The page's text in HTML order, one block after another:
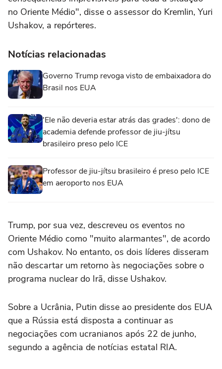
no Oriente Médio", disse o assessor do Kremlin, Yuri
Ushakov, a repórteres.
Notícias relacionadas
Governo Trump revoga visto de embaixadora do
Brasil nos EUA
'Ele não deveria estar atrás das grades': dono de
academia defende professor de jiu-jítsu
brasileiro preso pelo ICE
Professor de jiu-jítsu brasileiro é preso pelo ICE
em aeroporto nos EUA
Trump, por sua vez, descreveu os eventos no
Oriente Médio como "muito alarmantes", de acordo
com Ushakov. No entanto, os dois líderes disseram
não descartar um retorno às negociações sobre o
programa nuclear do Irã, disse Ushakov.
Sobre a Ucrânia, Putin disse ao presidente dos EUA
que a Rússia está disposta a continuar as
negociações com ucranianos após 22 de junho,
segundo a agência de notícias estatal RIA.